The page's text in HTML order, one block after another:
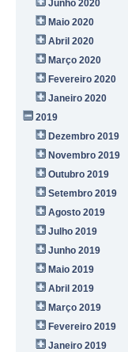
Junho 2020
Maio 2020
Abril 2020
Março 2020
Fevereiro 2020
Janeiro 2020
2019
Dezembro 2019
Novembro 2019
Outubro 2019
Setembro 2019
Agosto 2019
Julho 2019
Junho 2019
Maio 2019
Abril 2019
Março 2019
Fevereiro 2019
Janeiro 2019